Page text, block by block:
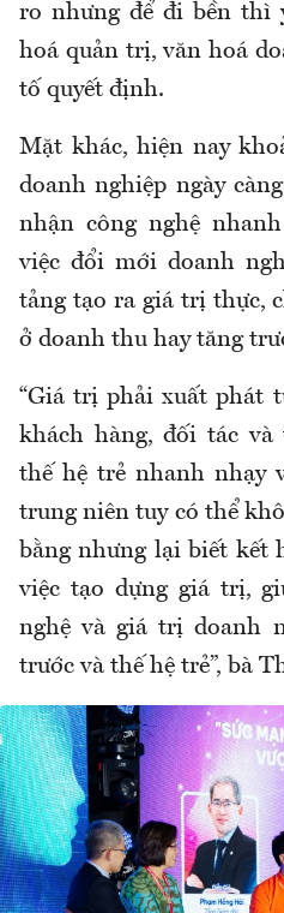
ro nhưng để đi bền thì
hoá quản trị, văn hoá
tố quyết định.
Mặt khác, hiện nay
doanh nghiệp ngày
nhận công nghệ
việc đổi mới doanh
tảng tạo ra giá trị thực,
ở doanh thu hay tăng
“Giá trị phải xuất phát
khách hàng, đối tác
thế hệ trẻ nhanh nhạy
trung niên tuy có thể
bằng nhưng lại biết kết
việc tạo dựng giá trị,
nghệ và giá trị doanh
trước và thế hệ trẻ”, bà